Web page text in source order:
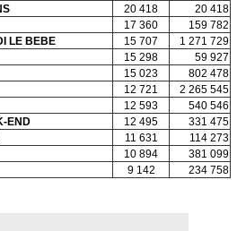
20 418
20 418
17 360
159 782
LE BEBE 15 707
1 271 729
15 298
59 927
15 023
802 478
12 721
2 265 545
12 593
540 546
END 12 495
331 475
11 631
114 273
10 894
381 099
9 142 234 758